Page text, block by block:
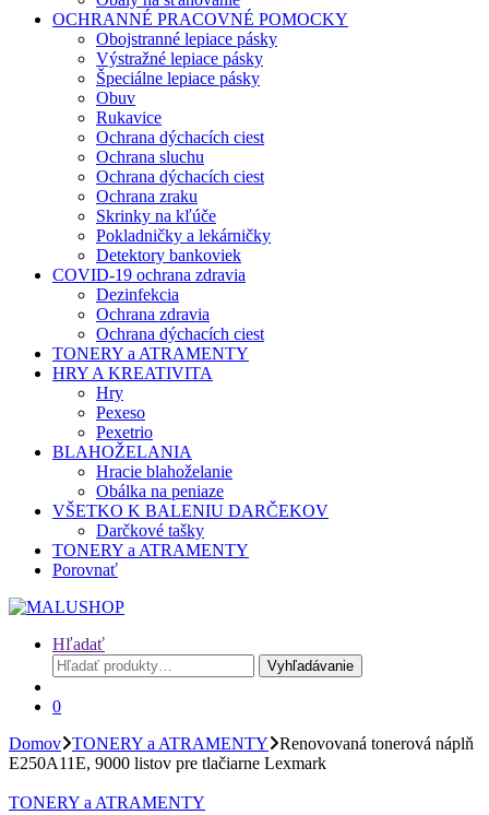
OCHRANNÉ PRACOVNÉ POMOCKY
Obojstranné lepiace pásky
Výstražné lepiace pásky
Špeciálne lepiace pásky
Obuv
Rukavice
Ochrana dýchacích ciest
Ochrana sluchu
Ochrana dýchacích ciest
Ochrana zraku
Skrinky na kľúče
Pokladničky a lekárničky
Detektory bankoviek
COVID-19 ochrana zdravia
Dezinfekcia
Ochrana zdravia
Ochrana dýchacích ciest
TONERY a ATRAMENTY
HRY A KREATIVITA
Hry
Pexeso
Pexetrio
BLAHOŽELANIA
Hracie blahoželanie
Obálka na peniaze
VŠETKO K BALENIU DARČEKOV
Darčkové tašky
TONERY a ATRAMENTY
Porovnať
Hľadať
Hľadať:
Vyhľadávanie
0
Domov TONERY a ATRAMENTY
Renovovaná tonerová náplň
E250A11E, 9000 listov pre tlačiarne Lexmark
TONERY a ATRAMENTY